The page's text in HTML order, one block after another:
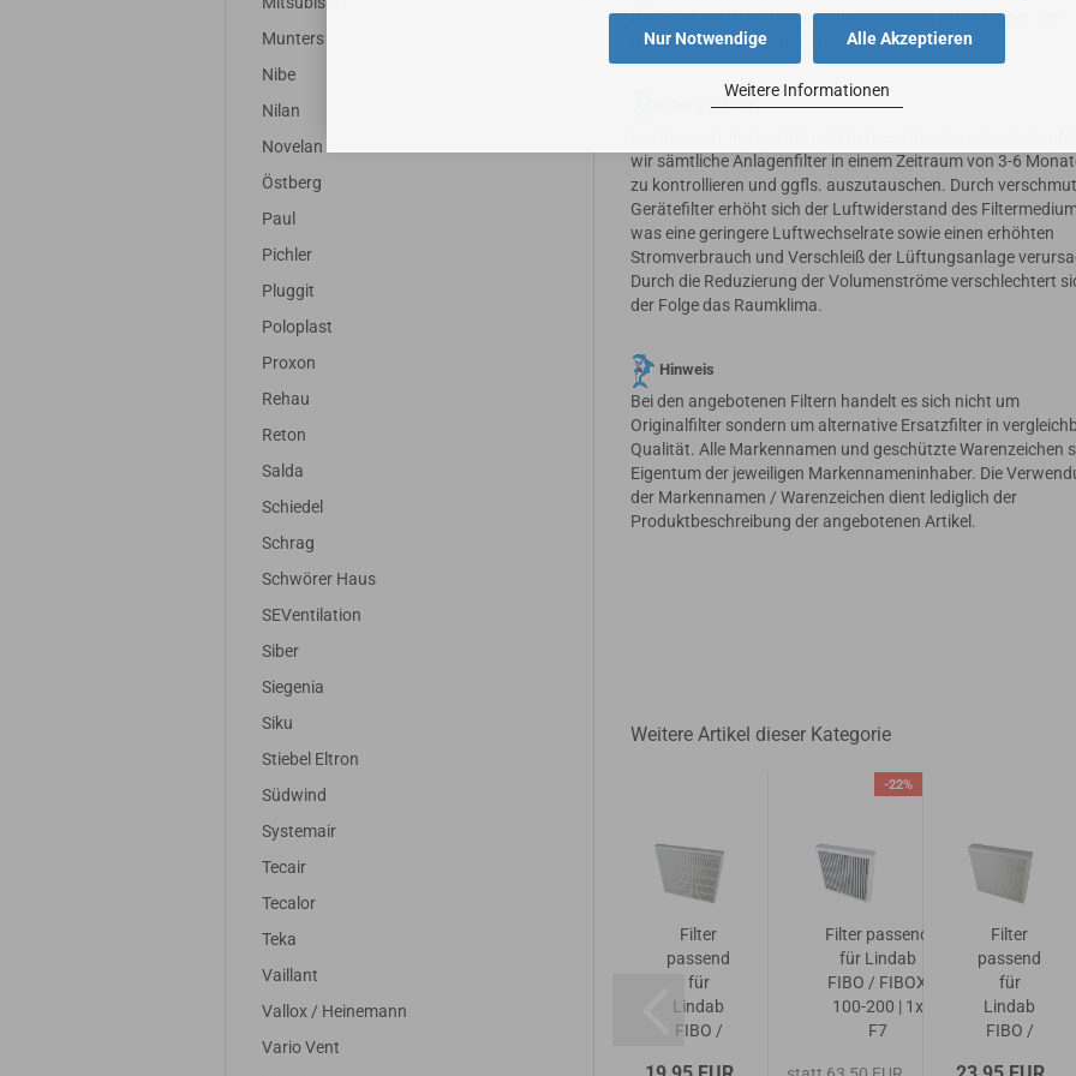
Alle Akzeptieren
Nur Notwendige
Weitere Informationen
Das Filterset ist voll veraschbar und kann einfach über den
Hausmüll entsorgt werden.
Filterwechsel
wir sämtliche Anlagenfilter in einem Zeitraum von 3-6
zu kontrollieren und ggfls. auszutauschen. Durch
Gerätefilter erhöht sich der Luftwiderstand des
was eine geringere Luftwechselrate sowie einen erhöhten
Stromverbrauch und Verschleiß der Lüftungsanlage
Durch die Reduzierung der Volumenströme verschlechtert
der Folge das Raumklima.
Hinweis
Bei den angebotenen Filtern handelt es sich nicht um
Originalfilter sondern um alternative Ersatzfilter in
Qualität. Alle Markennamen und geschützte Warenzeichen
Eigentum der jeweiligen Markennameninhaber. Die
der Markennamen / Warenzeichen dient lediglich der
Produktbeschreibung der angebotenen Artikel.
Weitere Artikel dieser Kategorie
Lindab
Filter
passend
für
Lindab
FIBO /
-22%
Filter passend
für Lindab
FIBO / FIBOX
100-200 | 1x
F7
Filter
passend
für
Lindab
FIBO /
Munters
Nibe
Nilan
Novelan
Östberg
Paul
Pichler
Pluggit
Poloplast
Proxon
Rehau
Reton
Salda
Schiedel
Schrag
Schwörer Haus
SEVentilation
Siber
Siegenia
Siku
Stiebel Eltron
Südwind
Systemair
Tecair
Tecalor
Teka
Vaillant
Vallox / Heinemann
Vario Vent